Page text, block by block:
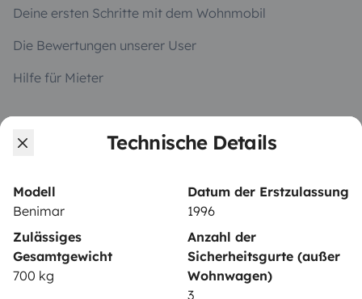
Technische Details
Modell
Benimar
Datum der Erstzulassung
1996
Zulässiges
Gesamtgewicht
700 kg
Anzahl der
Sicherheitsgurte (außer
Wohnwagen)
3
Deine ersten Schritte mit dem Wohnmobil
Die Bewertungen unserer User
Hilfe für Mieter
VERMIETER
Mietvertrag
Mietversicherung
Mietpannenhilfe